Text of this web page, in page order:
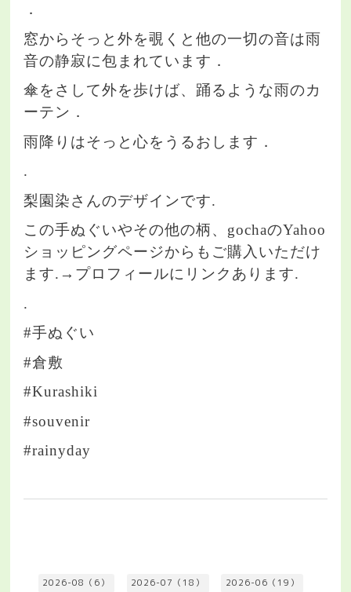
．
窓からそっと外を覗くと他の一切の音は雨
音の静寂に包まれています．
傘をさして外を歩けば、踊るような雨のカ
ーテン．
雨降りはそっと心をうるおします．
.
梨園染さんのデザインです.
この手ぬぐいやその他の柄、gochaのYahoo
ショッピングページからもご購入いただけ
ます.→プロフィールにリンクあります.
.
#手ぬぐい
#倉敷
#Kurashiki
#souvenir
#rainyday
2026-08（6） 2026-07（18） 2026-06（19）